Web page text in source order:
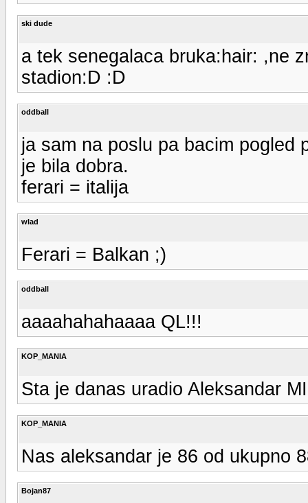
ski dude
a tek senegalaca bruka:hair: ,ne
stadion:D :D
oddball
ja sam na poslu pa bacim pogled
je bila dobra.
ferari = italija
wlad
Ferari = Balkan ;)
oddball
aaaahahahaaaa QL!!!
KOP_MANIA
Sta je danas uradio Aleksandar
KOP_MANIA
Nas aleksandar je 86 od ukupno
Bojan87